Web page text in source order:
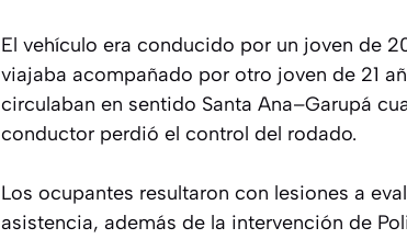
El vehículo era conducido por un joven de
viajaba acompañado por otro joven de 21
circulaban en sentido Santa Ana–Garupá
conductor perdió el control del rodado.
Los ocupantes resultaron con lesiones a
asistencia, además de la intervención de